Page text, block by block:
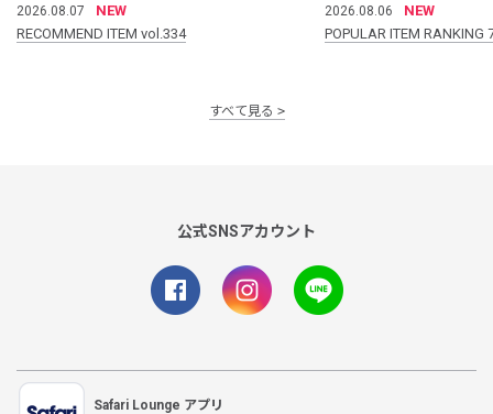
2026.08.07
NEW
RECOMMEND ITEM vol.334
2026.08.06
NEW
POPULAR ITEM
すべて見る
公式SNSアカウント
Safari Lounge アプリ